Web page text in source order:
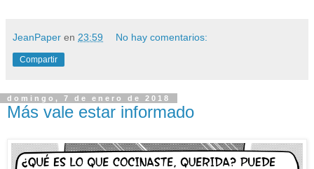
JeanPaper en 23:59 No hay comentarios:
Compartir
domingo, 7 de enero de 2018
Más vale estar informado